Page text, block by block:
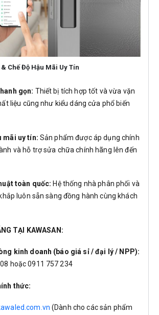
Chế Độ Hậu Mãi Uy Tín
gọn: Thiết bị tích hợp tốt và vừa vặn
liệu cũng như kiểu dáng cửa phổ biến
mãi uy tín: Sản phẩm được áp dụng chính
và hỗ trợ sửa chữa chính hãng lên đến
toàn quốc: Hệ thống nhà phân phối và
luôn sẵn sàng đồng hành cùng khách
TẠI KAWASAN:
kinh doanh (báo giá sỉ / đại lý / NPP):
hoặc 0911 757 234
thức:
(Dành cho các sản phẩm